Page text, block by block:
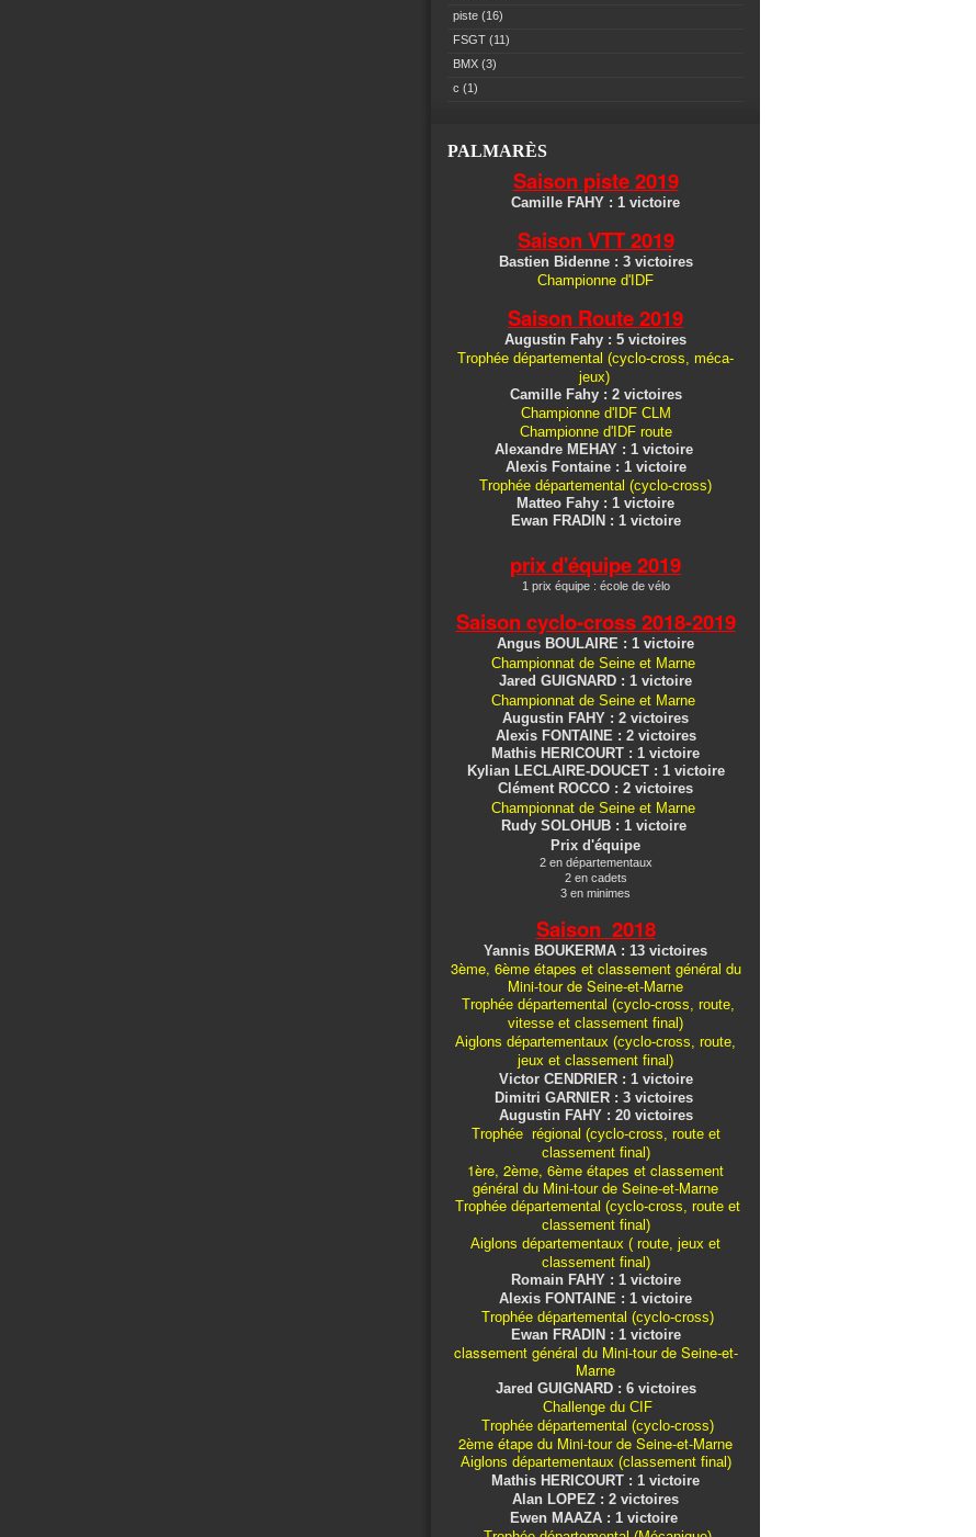
piste (16)
FSGT (11)
BMX (3)
c (1)
PALMARÈS
Saison piste 2019
Camille FAHY : 1 victoire
Saison VTT 2019
Bastien Bidenne : 3 victoires
Championne d'IDF
Saison Route 2019
Augustin Fahy : 5 victoires
Trophée départemental (cyclo-cross, méca-
jeux)
Camille Fahy : 2 victoires
Championne d'IDF CLM
Championne d'IDF route
Alexandre MEHAY : 1 victoire
Alexis Fontaine : 1 victoire
Trophée départemental (cyclo-cross)
Matteo Fahy : 1 victoire
Ewan FRADIN : 1 victoire
prix d'équipe 2019
1 prix équipe : école de vélo
Saison cyclo-cross2018-2019
Angus BOULAIRE : 1 victoire
Championnat de Seine et Marne
Jared GUIGNARD : 1 victoire
Championnat de Seine et Marne
Augustin FAHY : 2 victoires
Alexis FONTAINE : 2 victoires
Mathis HERICOURT : 1 victoire
Kylian LECLAIRE-DOUCET : 1 victoire
Clément ROCCO : 2 victoires
Championnat de Seine et Marne
Rudy SOLOHUB : 1 victoire
Prix d'équipe
2 en départementaux
2 en cadets
3 en minimes
Saison 2018
Yannis BOUKERMA : 13 victoires
3ème, 6ème étapes et classement général du
Mini-tour de Seine-et-Marne
Trophée départemental (cyclo-cross, route,
vitesse et classement final)
Aiglons départementaux (cyclo-cross, route,
jeux et classement final)
Victor CENDRIER : 1 victoire
Dimitri GARNIER : 3 victoires
Augustin FAHY : 20 victoires
Trophée régional (cyclo-cross, route et
classement final)
1ère, 2ème, 6ème étapes et classement
général du Mini-tour de Seine-et-Marne
Trophée départemental (cyclo-cross, route et
classement final)
Aiglons départementaux ( route, jeux et
classement final)
Romain FAHY : 1 victoire
Alexis FONTAINE : 1 victoire
Trophée départemental (cyclo-cross)
Ewan FRADIN : 1 victoire
classement général du Mini-tour de Seine-et-
Marne
Jared GUIGNARD : 6 victoires
Challenge du CIF
Trophée départemental (cyclo-cross)
2ème étape du Mini-tour de Seine-et-Marne
Aiglons départementaux (classement final)
Mathis HERICOURT : 1 victoire
Alan LOPEZ : 2 victoires
Ewen MAAZA : 1 victoire